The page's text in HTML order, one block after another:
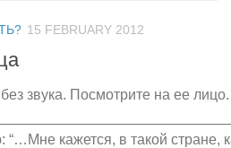
15 FEBRUARY 2012
звука. Посмотрите на ее лицо.
“…Мне кажется, в такой стране,